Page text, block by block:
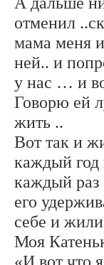
отменил
мама меня
ней.. и
у нас … и
Говорю ей
жить ..
Вот так и
каждый год
каждый раз
его
себе и
Моя
«И вот что